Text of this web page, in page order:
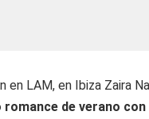
en LAM, en Ibiza Zaira
romance de verano